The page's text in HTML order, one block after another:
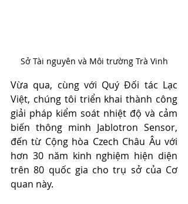
Sở Tài nguyên và Môi trường Trà Vinh
Vừa qua, cùng với Quý Đối tác Lạc
Việt, chúng tôi triển khai thành công
giải pháp kiểm soát nhiệt độ và cảm
biến thông minh Jablotron Sensor,
đến từ Cộng hòa Czech Châu Âu với
hơn 30 năm kinh nghiệm hiện diện
trên 80 quốc gia cho trụ sở của Cơ
quan này.